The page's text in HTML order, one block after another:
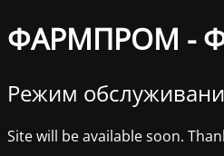
ФАРМПРОМ -
Режим
Site will be available soon.